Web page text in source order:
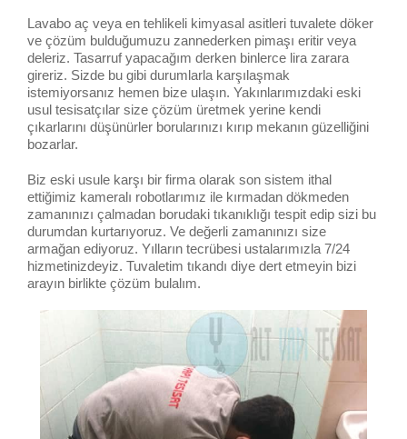
Lavabo aç veya en tehlikeli kimyasal asitleri tuvalete döker
ve çözüm bulduğumuzu zannederken pimaşı eritir veya
deleriz. Tasarruf yapacağım derken binlerce lira zarara
gireriz. Sizde bu gibi durumlarla karşılaşmak
istemiyorsanız hemen bize ulaşın. Yakınlarımızdaki eski
usul tesisatçılar size çözüm üretmek yerine kendi
çıkarlarını düşünürler borularınızı kırıp mekanın güzelliğini
bozarlar.
Biz eski usule karşı bir firma olarak son sistem ithal
ettiğimiz kameralı robotlarımız ile kırmadan dökmeden
zamanınızı çalmadan borudaki tıkanıklığı tespit edip sizi bu
durumdan kurtarıyoruz. Ve değerli zamanınızı size
armağan ediyoruz. Yılların tecrübesi ustalarımızla 7/24
hizmetinizdeyiz. Tuvaletim tıkandı diye dert etmeyin bizi
arayın birlikte çözüm bulalım.